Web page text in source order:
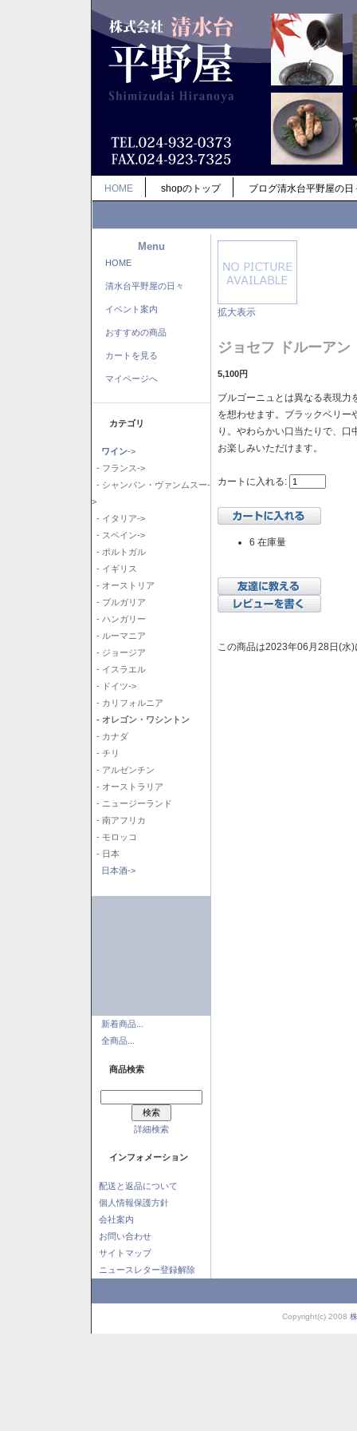
HOME shopのトップ ブログ清水台平野屋の日
Menu
HOME
清水台平野屋の日々
イベント案内
おすすめの商品
カートを見る
マイページへ
カテゴリ
ワイン->
- フランス->
- シャンパン・ヴァンムスー-
>
- イタリア->
- スペイン->
- ポルトガル
- イギリス
- オーストリア
- ブルガリア
- ハンガリー
- ルーマニア
- ジョージア
- イスラエル
- ドイツ->
- カリフォルニア
- オレゴン・ワシントン
- カナダ
- チリ
- アルゼンチン
- オーストラリア
- ニュージーランド
- 南アフリカ
- モロッコ
- 日本
日本酒->
新着商品...
全商品...
商品検索
詳細検索
インフォメーション
配送と返品について
個人情報保護方針
会社案内
お問い合わせ
サイトマップ
ニュースレター登録解除
拡大表示
ジョセフ ドルーア
5,100円
ブルゴーニュとは異なる表現力
を想わせます。ブラックベリー
り。やわらかい口当たりで、
お楽しみいただけます。
カートに入れる:
6 在庫量
この商品は2023年06月28日(水
Copyright(c) 2008